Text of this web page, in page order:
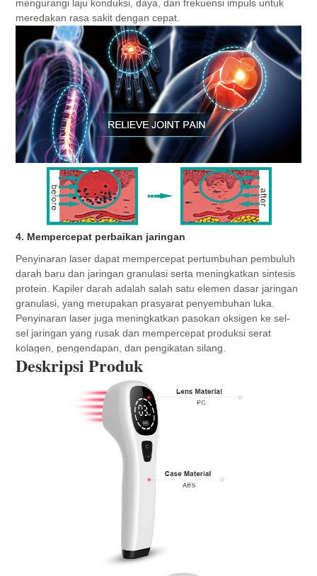
mengurangi laju konduksi, daya, dan frekuensi impuls untuk
meredakan rasa sakit dengan cepat.
4. Mempercepat perbaikan jaringan
Penyinaran laser dapat mempercepat pertumbuhan pembuluh
darah baru dan jaringan granulasi serta meningkatkan sintesis
protein. Kapiler darah adalah salah satu elemen dasar jaringan
granulasi, yang merupakan prasyarat penyembuhan luka.
Penyinaran laser juga meningkatkan pasokan oksigen ke sel-
sel jaringan yang rusak dan mempercepat produksi serat
kolagen, pengendapan, dan pengikatan silang.
Deskripsi Produk